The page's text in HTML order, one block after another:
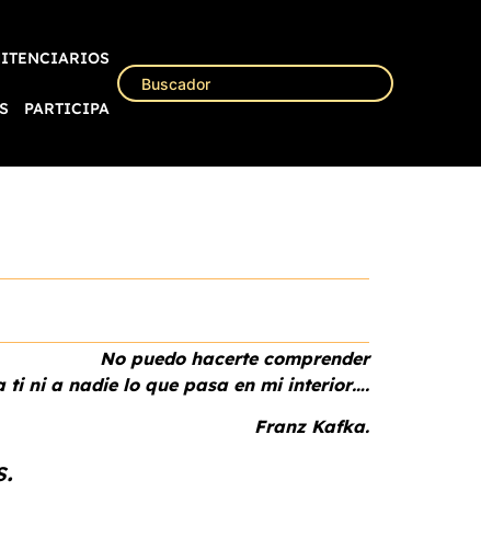
PARTICIPA
No puedo hacerte comprender
ti ni a nadie lo que pasa en mi interior….
Franz Kafka.